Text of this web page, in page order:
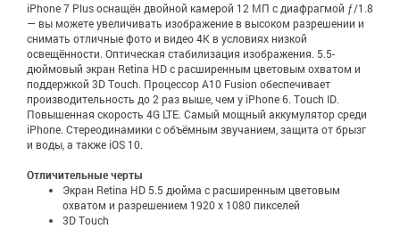
iPhone 7 Plus оснащён двойной камерой 12 МП с диафрагмой ƒ/1.8
— вы можете увеличивать изображение в высоком разрешении и
снимать отличные фото и видео 4K в условиях низкой
освещённости. Оптическая стабилизация изображения. 5.5-
дюймовый экран Retina HD с расширенным цветовым охватом и
поддержкой 3D Touch. Процессор A10 Fusion обеспечивает
производительность до 2 раз выше, чем у iPhone 6. Touch ID.
Повышенная скорость 4G LTE. Самый мощный аккумулятор среди
iPhone. Стереодинамики с объёмным звучанием, защита от брызг
и воды, а также iOS 10.
Отличительные черты
Экран Retina HD 5.5 дюйма с расширенным цветовым
охватом и разрешением 1920 x 1080 пикселей
3D Touch